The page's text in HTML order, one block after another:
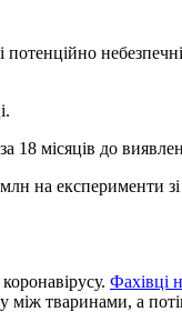
18 місяців до
на експерименти зі
Фахівці
між тваринами, а